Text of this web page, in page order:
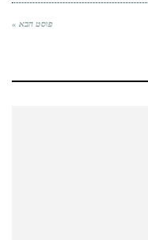
פוסט הבא »